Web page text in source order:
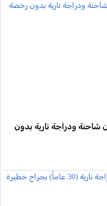
ودراجة نارية بدون